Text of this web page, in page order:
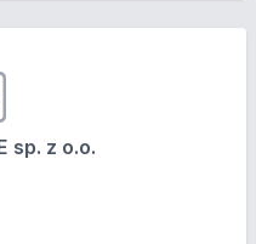
sp. z o.o.